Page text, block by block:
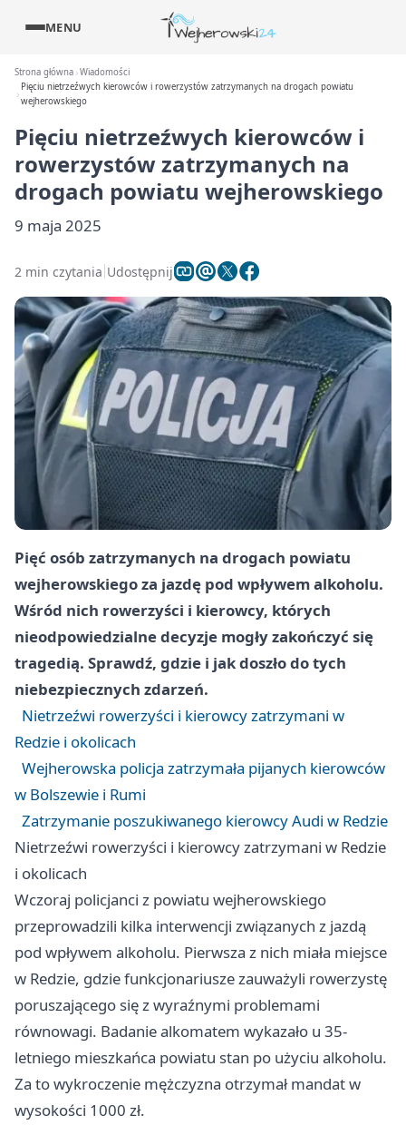
MENU
Strona główna Wiadomości
Pięciu nietrzeźwych kierowców i rowerzystów zatrzymanych na drogach powiatu
wejherowskiego
Pięciu nietrzeźwych kierowców i
rowerzystów zatrzymanych na
drogach powiatu wejherowskiego
9 maja 2025
2 min czytania Udostępnij
Pięć osób zatrzymanych na drogach powiatu
wejherowskiego za jazdę pod wpływem alkoholu.
Wśród nich rowerzyści i kierowcy, których
nieodpowiedzialne decyzje mogły zakończyć się
tragedią. Sprawdź, gdzie i jak doszło do tych
niebezpiecznych zdarzeń.
Nietrzeźwi rowerzyści i kierowcy zatrzymani w
Redzie i okolicach
Wejherowska policja zatrzymała pijanych kierowców
w Bolszewie i Rumi
Zatrzymanie poszukiwanego kierowcy Audi w Redzie
Nietrzeźwi rowerzyści i kierowcy zatrzymani w Redzie
i okolicach
Wczoraj policjanci z powiatu wejherowskiego
przeprowadzili kilka interwencji związanych z jazdą
pod wpływem alkoholu. Pierwsza z nich miała miejsce
w Redzie, gdzie funkcjonariusze zauważyli rowerzystę
poruszającego się z wyraźnymi problemami
równowagi. Badanie alkomatem wykazało u 35-
letniego mieszkańca powiatu stan po użyciu alkoholu.
Za to wykroczenie mężczyzna otrzymał mandat w
wysokości 1000 zł.